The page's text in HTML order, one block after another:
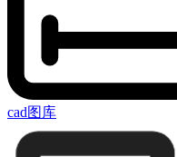
cad图库